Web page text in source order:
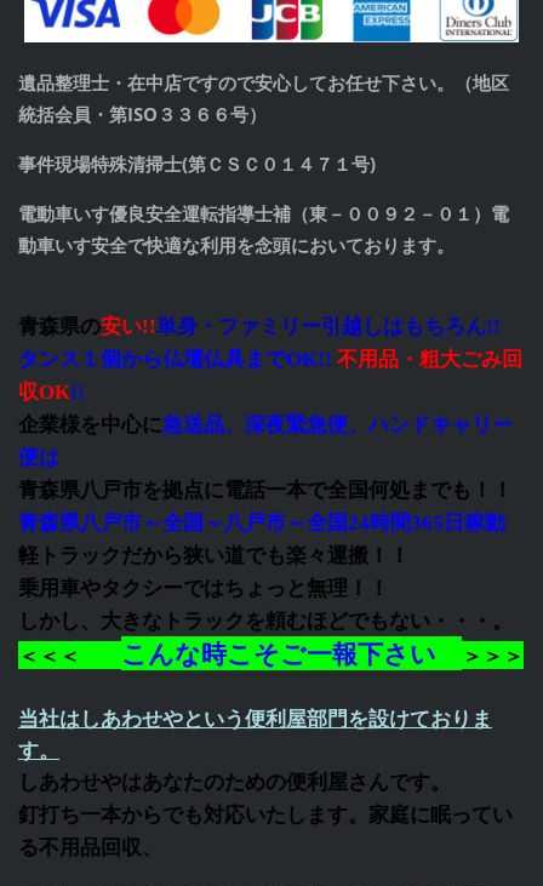
遺品整理士・在中店ですので安心してお任せ下さい。（地区
統括会員・第ISO３３６６号）
事件現場特殊清掃士(第ＣＳＣ０１４７１号)
電動車いす優良安全運転指導士補（東－００９２－０１）電
動車いす安全で快適な利用を念頭においております。
青森県の安い!!単身・ファミリー引越しはもちろん!!
タンス１個から仏壇仏具までOK!! 不用品・粗大ごみ回
収OK!!
企業様を中心に急送品、深夜緊急便、ハンドキャリー
便は
青森県八戸市を拠点に電話一本で全国何処までも！！
青森県八戸市～全国～八戸市～全国24時間365日稼動
軽トラックだから狭い道でも楽々運搬！！
乗用車やタクシーではちょっと無理！！
しかし、大きなトラックを頼むほどでもない・・・。
＜＜＜ こんな時こそご一報下さい ＞＞＞
当社はしあわせやという便利屋部門を設けておりま
す。
しあわせやはあなたのための便利屋さんです。
釘打ち一本からでも対応いたします。家庭に眠ってい
る不用品回収、